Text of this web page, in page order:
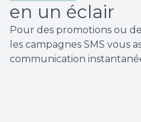
en un éclair
Pour des promotions ou
les campagnes SMS vous
communication